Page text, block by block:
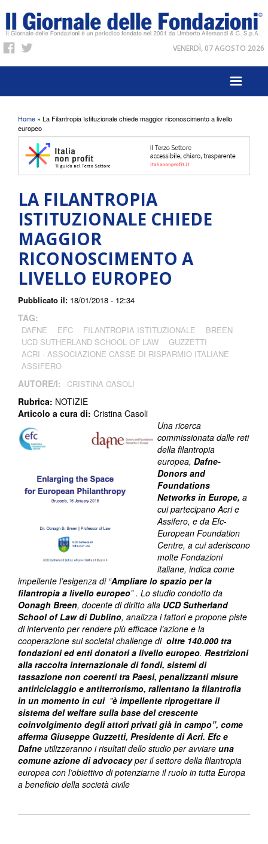
VENERDÌ, 07 AGOSTO 2026
Tu sei qui
Home » La Filantropia Istituzionale chiede maggior riconoscimento a livello
europeo
LA FILANTROPIA
ISTITUZIONALE CHIEDE
MAGGIOR
RICONOSCIMENTO A
LIVELLO EUROPEO
Pubblicato il: 18/01/2018 - 12:34
TAG:
DAFNE EFC FILANTROPIA ISTITUZIONALE
BREEN
UCD SUTHERLAND SCHOOL OF LAW
GUZZETTI
ACRI - ASSOCIAZIONE CASSE DI RISPARMIO ITALIANE
ASSIFERO
AUTORE/I: CRISTINA CASOLI
Rubrica: NOTIZIE
Articolo a cura di: Cristina Casoli
Una ricerca
commissionata dalle reti
della filantropia
europea, Dafne-
Donors and
Foundations
Networks in Europe, a
cui partecipano Acri e
Assifero, e da Efc-
European Foundation
Centre, a cui aderiscono
molte Fondazioni
italiane, indica come
impellente l’esigenza di “Ampliare lo spazio per la
filantropia a livello europeo” . Lo studio condotto da
Oonagh Breen, docente di diritto alla UCD Sutherland
School of Law di Dublino, analizza i fattori e propone piste
di intervento per rendere più efficace l’azione e la
cooperazione sui societal challenge di oltre 140.000 tra
fondazioni ed enti donatori a livello europeo. Restrizioni
alla raccolta internazionale di fondi, sistemi di
tassazione non coerenti tra Paesi, penalizzanti misure
antiriciclaggio e antiterrorismo, rallentano la filantrofia
in un momento in cui ”è impellente riprogettare il
sistema del welfare sulla base del crescente
coinvolgimento degli attori privati già in campo”, come
afferma Giuseppe Guzzetti, Presidente di Acri. Efc e
Dafne utilizzeranno i risultati dello studio per avviare una
comune azione di advocacyper il settore della filantropia
europea con l’obiettivo di potenziarne il ruolo in tutta Europa
a beneficio della società civile